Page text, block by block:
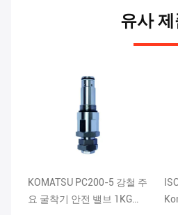
유사
KOMATSU PC200-5 강철 주
요 굴착기 안전 밸브 1KG